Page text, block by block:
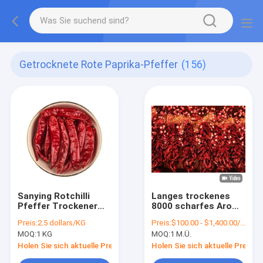
Getrocknete Rote Paprika-Pfeffer (156)
Sanying Rotchilli
Pfeffer Trockener
geschnitten mit
Feuchtigkeit 12%
Max
Preis:2.5 dollars/KG
MOQ:1 KG
Holen Sie sich aktuelle Preis
Langes trockenes
8000 scharfes Aroma
Pepperss 20Kg
Preis:$100.00 - $1,400.00/Metric Tons
MOQ:1 M.Ü.
Holen Sie sich aktuelle Preis